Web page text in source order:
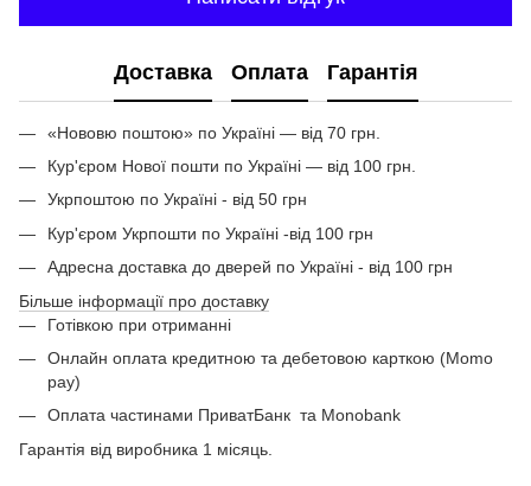
Доставка Оплата Гарантія
«Нововю поштою» по Україні — від 70 грн.
Кур'єром Нової пошти по Україні — від 100 грн.
Укрпоштою по Україні - від 50 грн
Кур'єром Укрпошти по Україні -від 100 грн
Адресна доставка до дверей по Україні - від 100 грн
Більше інформації про доставку
Готівкою при отриманні
Онлайн оплата кредитною та дебетовою карткою (Momo
pay)
Оплата частинами ПриватБанк та Monobank
Гарантія від виробника 1 місяць.